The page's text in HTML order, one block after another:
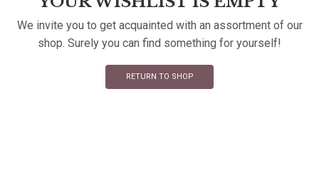
We invite you to get acquainted with an assortment of our
shop. Surely you can find something for yourself!
RETURN TO SHOP